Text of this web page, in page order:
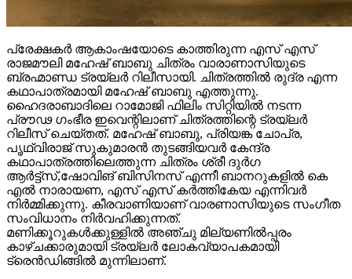
പ്രേക്ഷകർ ആകാംഷയോടെ കാത്തിരുന്ന എസ് എസ്
രാജമൗലി മഹേഷ് ബാബു ചിത്രം വാരാണാസിയുടെ
ബ്രഹ്മാണ്ഡ ട്രയ്ലർ റിലീസായി. ചിത്രത്തിൽ രുദ്ര എന്ന
കഥാപാത്രമായി മഹേഷ് ബാബു എത്തുന്നു.
ഹൈദരാബാദിലെ റാമോജി ഫിലിം സിറ്റിയിൽ നടന്ന
പ്രൗഢ ഗംഭീര ഇവെന്റിലാണ് ചിത്രത്തിന്റെ ട്രയ്ലർ
റിലീസ് ചെയ്തത്. മഹേഷ് ബാബു, പ്രിയങ്ക ചോപ്ര,
പൃഥ്വിരാജ് സുകുമാരൻ തുടങ്ങിയവർ കേന്ദ്ര
കഥാപാത്രത്തിലെത്തുന്ന ചിത്രം ശ്രീ ദുർഗ
ആർട്ട്സ്,ഷോവിങ് ബിസിനസ് എന്നീ ബാനറുകളിൽ കെ
എൽ നാരായണ, എസ് എസ് കർത്തികേയ എന്നിവർ
നിർമ്മിക്കുന്നു. കീരവാണിയാണ് വാരണാസിയുടെ സംഗീത
സംവിധാനം നിർവഹിക്കുന്നത്.
മണിക്കൂറുകൾക്കുള്ളിൽ അഞ്ചു മില്യണിൽപ്പരം
കാഴ്ചക്കാരുമായി ട്രയ്ലർ ലോകവ്യാപകമായി
ട്രെൻഡിങ്ങിൽ മുന്നിലാണ്.